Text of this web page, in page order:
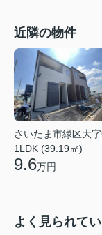
近隣の物件
さいたま市緑区大
1LDK (39.19㎡)
9.6万円
よく見られて